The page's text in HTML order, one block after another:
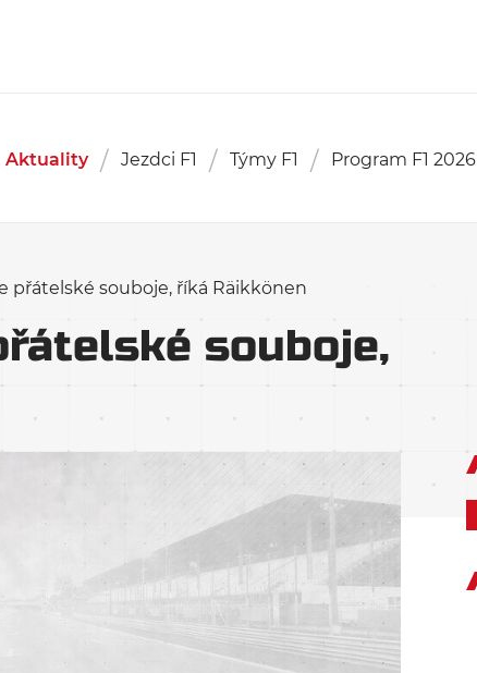
Aktuality Jezdci F1 Týmy F1 Program F1 2026
přátelské souboje, říká Räikkönen
souboje,